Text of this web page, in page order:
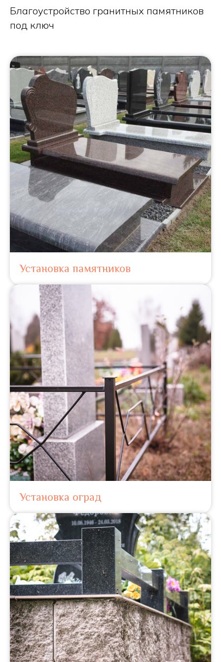
Благоустройство гранитных памятников
под ключ
Установка памятников
Установка оград